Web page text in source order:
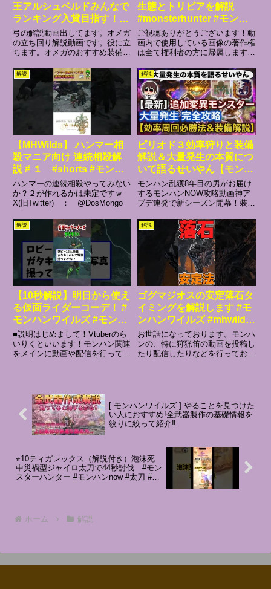
王アルシュベルドみんなで
ランキング入賞目指す！フ
リチャレ参加型
【MHWilds/モンハンワイ
ルズ60fps】雑談しながら
弓の解説動画出してます。オメガ
の立ち回り解説動画です。役に立
ちます。オメガのおすすめ装備３
総解説。各属性汎用装備～接撃ビ
ン～弓 必須スキルの優先順位と
装備の組み方の基礎Twitter：
Doneru：...
生態とトリビアを解説
#monsterhunter #モンハ
ン解説 #モンハンライズ
ご視聴ありがとうございます！動
画内で使用している画像の著作権
は全て権利者の方に帰属します。
はありません。引用に基づく使用
をしております。なにか問題があ
りましたら下記にご連絡宜しくお
願い致します。hosao361...
解説
【MHWilds】 ハンマー相
殺マニア向け 連続相殺解
説 # １ #shorts #モンハ
ン
ハンマーの連続相殺やってみない
か？２が作れるかは未定ですｗ
X(旧Twitter) ： @DosMongo
解説
ピリオド３効率狩りと装備
解説＆大量発生の本質につ
いて語るせいやん【モンハ
ンNow】
モンハン乱獲8年目の男がお届け
するモンハンNOW攻略動画神ア
プデ連発で新シーズン開幕！装備
てます➡➡➡➡➡➡➡➡➡➡➡➡モ
ンハンＮowTA再生リスト（ショ
ート）➡質問はコメントでもツイ
ッターＤＭでもなんでもせい...
解説
【10秒解説】明日から使え
る仮面ライダーコーデ！ #
モンハンワイルズ #モンハ
ン #shorts
■説明はじめまして！Vtuberのら
いりくといいます！モンハン関連
をメインに動画や配信を行ってい
ってます！お気軽にご視聴してい
ただけると幸いです。動画...
解説
ゴグマジオスの安定落石タ
イミングを解説します #モ
ンハンワイルズ #mhwilds
#shorts
お世話になっております。モンハ
ンの、特に狩猟笛の動画を投稿し
たり配信したりなどを行っており
#モンハン #狩猟笛
[ モンハンワイルズ ] やることを見つけた
い人におすすめ!全武器製作の基礎情報を
絞りに絞って紹介‼
⭐︎10ティガレックス（解説付き）泡沫死
中災禍型ジャイロ太刀で44秒討伐 #モン
スターハンター #モンハンnow #太刀 #テ
ホーム 解説